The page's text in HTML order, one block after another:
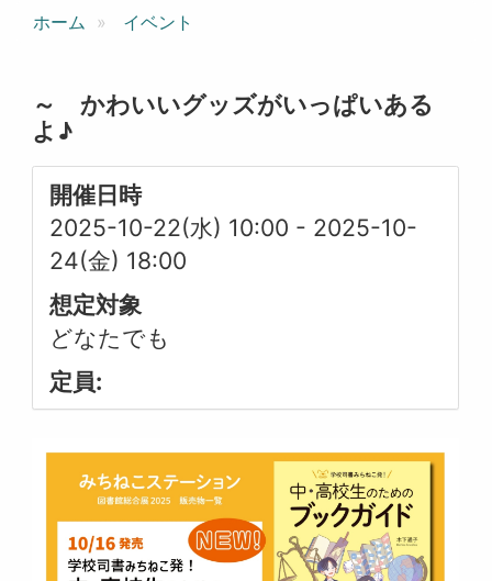
ホーム イベント
～ かわいいグッズがいっぱいある
よ♪
開催日時
2025-10-22(水) 10:00 - 2025-10-
24(金) 18:00
想定対象
どなたでも
定員: